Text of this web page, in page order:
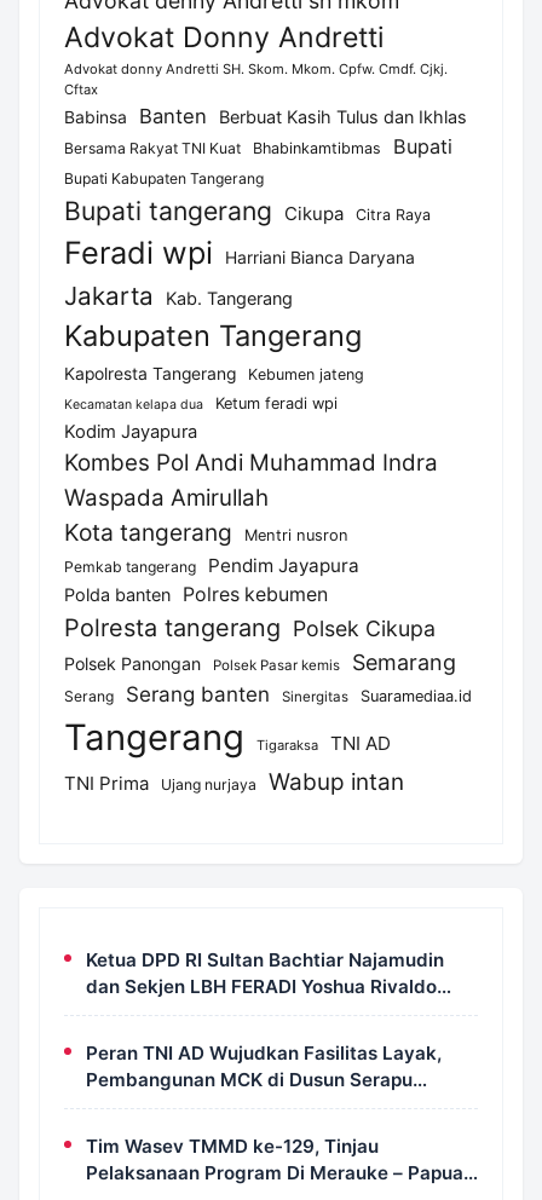
Advokat Donny Andretti
Advokat donny Andretti SH. Skom. Mkom. Cpfw. Cmdf. Cjkj.
Cftax
Babinsa Banten Berbuat Kasih Tulus dan Ikhlas
Bersama Rakyat TNI Kuat Bhabinkamtibmas Bupati
Bupati Kabupaten Tangerang
Bupati tangerang Cikupa Citra Raya
Feradi wpi Harriani Bianca Daryana
Jakarta Kab. Tangerang
Kabupaten Tangerang
Kapolresta Tangerang Kebumen jateng
Kecamatan kelapa dua Ketum feradi wpi
Kodim Jayapura
Kombes Pol Andi Muhammad Indra
Waspada Amirullah
Kota tangerang
Mentri nusron
Pemkab tangerang
Pendim Jayapura
Polda banten Polres kebumen
Polresta tangerang Polsek Cikupa
Polsek Panongan Polsek Pasar kemis Semarang
Serang Serang banten Sinergitas Suaramediaa.id
Tangerang Tigaraksa
TNI AD
TNI Prima
Ujang nurjaya Wabup intan
Ketua DPD RI Sultan Bachtiar Najamudin
dan Sekjen LBH FERADI Yoshua Rivaldo
Bahas Geopolitik dan Supremasi Hukum
Peran TNI AD Wujudkan Fasilitas Layak,
Pembangunan MCK di Dusun Serapu
Rampung Dikerjakan
Tim Wasev TMMD ke-129, Tinjau
Pelaksanaan Program Di Merauke – Papua